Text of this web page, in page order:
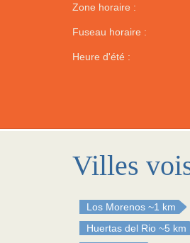
Zone horaire :
Fuseau horaire :
Heure d'été :
Villes
Los Morenos ~1 km
Huertas del Rio ~5 km